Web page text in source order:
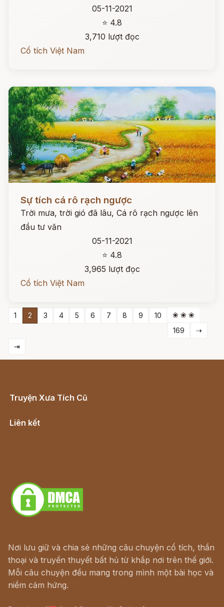
05-11-2021
⭐ 4.8
3,710 lượt đọc
Cổ tích Việt Nam
Sự tích cá rô rạch ngược
Trời mưa, trời gió đã lâu, Cá rô rạch ngược lên
đầu tư văn
05-11-2021
⭐ 4.8
3,965 lượt đọc
Cổ tích Việt Nam
1 2 3 4 5 6 7 8 9 10
❀ ❀ ❀
169
⇢
⇥
Truyện Xưa Tích Cũ
Liên kết
Nơi lưu giữ và chia sẻ những câu chuyện cổ tích, thần
thoại và truyền thuyết bất hủ từ khắp nơi trên thế giới.
Mỗi câu chuyện đều mang trong mình một bài học và
niềm cảm hứng.